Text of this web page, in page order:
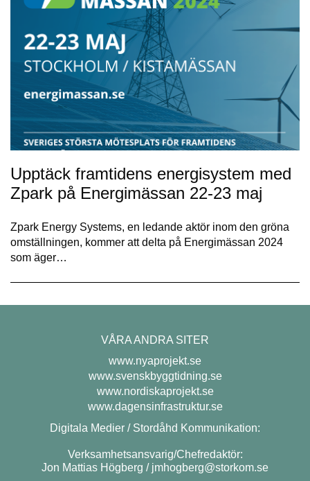
Upptäck framtidens energisystem med
Zpark på Energimässan 22-23 maj
Zpark Energy Systems, en ledande aktör inom den gröna
omställningen, kommer att delta på Energimässan 2024
som äger…
VÅRA ANDRA SITER
www.nyaprojekt.se
www.svenskbyggtidning.se
www.nordiskaprojekt.se
www.dagensinfrastruktur.se
Digitala Medier / Stordåhd Kommunikation:
Verksamhetsansvarig/Chefredaktör:
Jon Mattias Högberg / jmhogberg@storkom.se